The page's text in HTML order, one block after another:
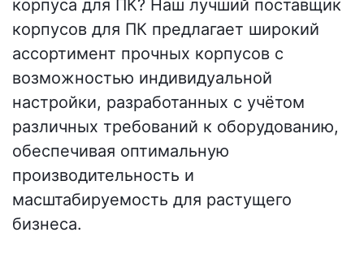
корпуса для ПК? Наш лучший поставщик
корпусов для ПК предлагает широкий
ассортимент прочных корпусов с
возможностью индивидуальной
настройки, разработанных с учётом
различных требований к оборудованию,
обеспечивая оптимальную
производительность и
масштабируемость для растущего
бизнеса.